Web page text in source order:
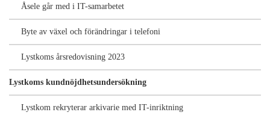
Åsele går med i IT-samarbetet
Byte av växel och förändringar i telefoni
Lystkoms årsredovisning 2023
Lystkoms kundnöjdhetsundersökning
Lystkom rekryterar arkivarie med IT-inriktning